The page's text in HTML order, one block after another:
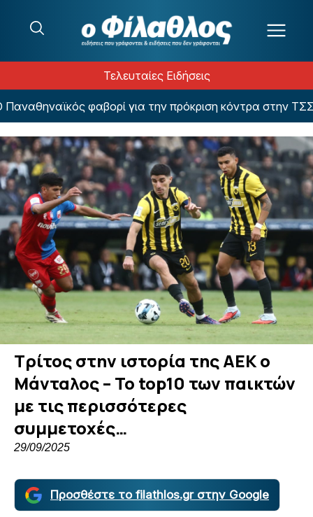
Τελευταίες Ειδήσεις
φαβορί για την πρόκριση κόντρα στην
Τρίτος στην ιστορία της ΑΕΚ ο
Μάνταλος – Το top10 των παικτών
με τις περισσότερες
συμμετοχές…
29/09/2025
Προσθέστε το filathlos.gr στην Google